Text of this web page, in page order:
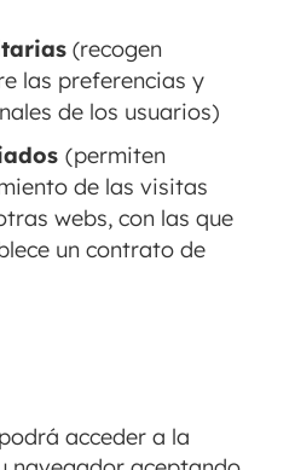
(recogen
las preferencias y
de los usuarios)
(permiten
de las visitas
webs, con las que
un contrato de
acceder a la